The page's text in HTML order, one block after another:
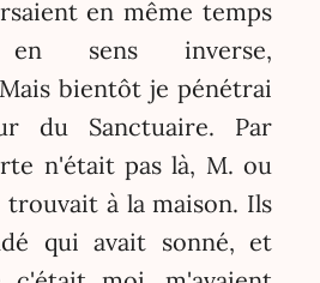
en même temps
sens inverse,
bientôt je pénétrai
du Sanctuaire. Par
n'était pas là, M. ou
trouvait à la maison. Ils
qui avait sonné, et